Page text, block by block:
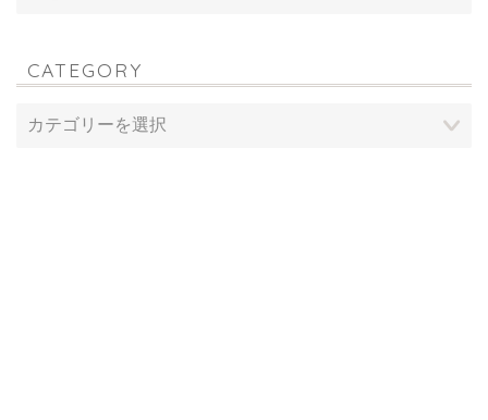
CATEGORY